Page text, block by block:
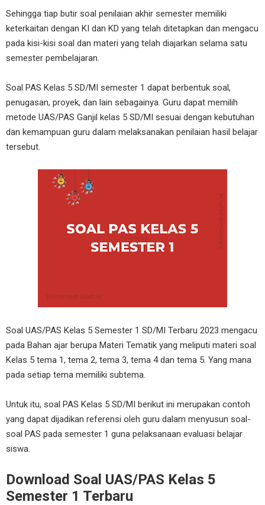
Sehingga tiap butir soal penilaian akhir semester memiliki
keterkaitan dengan KI dan KD yang telah ditetapkan dan mengacu
pada kisi-kisi soal dan materi yang telah diajarkan selama satu
semester pembelajaran.
Soal PAS Kelas 5 SD/MI semester 1 dapat berbentuk soal,
penugasan, proyek, dan lain sebagainya. Guru dapat memilih
metode UAS/PAS Ganjil kelas 5 SD/MI sesuai dengan kebutuhan
dan kemampuan guru dalam melaksanakan penilaian hasil belajar
tersebut.
Soal UAS/PAS Kelas 5 Semester 1 SD/MI Terbaru 2023 mengacu
pada Bahan ajar berupa Materi Tematik yang meliputi materi soal
Kelas 5 tema 1, tema 2, tema 3, tema 4 dan tema 5. Yang mana
pada setiap tema memiliki subtema.
Untuk itu, soal PAS Kelas 5 SD/MI berikut ini merupakan contoh
yang dapat dijadikan referensi oleh guru dalam menyusun soal-
soal PAS pada semester 1 guna pelaksanaan evaluasi belajar
siswa.
Download Soal UAS/PAS Kelas 5
Semester 1 Terbaru